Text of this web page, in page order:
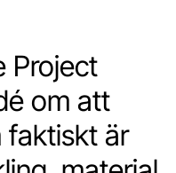
Project
om att
faktiskt är